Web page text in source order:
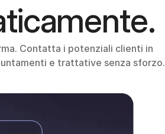
Contatta i potenziali clienti in
e trattative senza sforzo.